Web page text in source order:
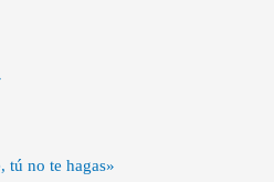
tú no te hagas»